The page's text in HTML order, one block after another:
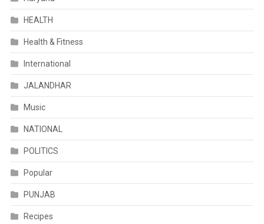
HEALTH
Health & Fitness
International
JALANDHAR
Music
NATIONAL
POLITICS
Popular
PUNJAB
Recipes